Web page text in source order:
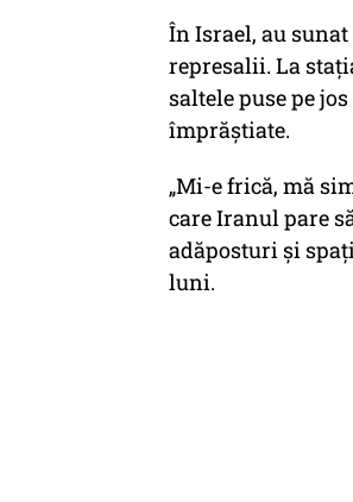
În Israel, au
represalii. La
saltele puse pe
împrăștiate.
„Mi-e frică, mă
care Iranul pare
adăposturi și
luni.